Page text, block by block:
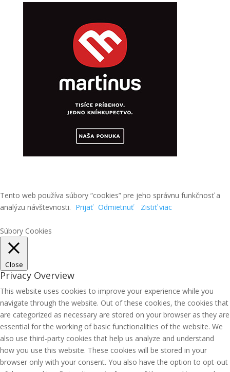
Tento web používa súbory “cookies” pre jeho správnu funkčnosť a
analýzu návštevnosti. Prijať Odmietnuť Zistiť viac
Súbory Cookies
Close
Privacy Overview
This website uses cookies to improve your experience while you
navigate through the website. Out of these cookies, the cookies that
are categorized as necessary are stored on your browser as they are
essential for the working of basic functionalities of the website. We
also use third-party cookies that help us analyze and understand
how you use this website. These cookies will be stored in your
browser only with your consent. You also have the option to opt-out